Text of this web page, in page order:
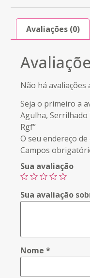
Avaliações (0)
Não há avaliações
Seja o primeiro a
Agulha,
Rgf”
O seu endereço
Campos
Sua avaliação
Sua avaliação
Nome*